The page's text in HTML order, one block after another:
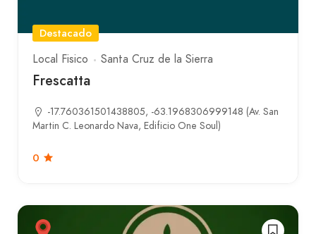
Destacado
Local Fisico
Santa Cruz de la Sierra
Frescatta
-17.760361501438805, -63.1968306999148 (Av. San
Martin C. Leonardo Nava, Edificio One Soul)
0